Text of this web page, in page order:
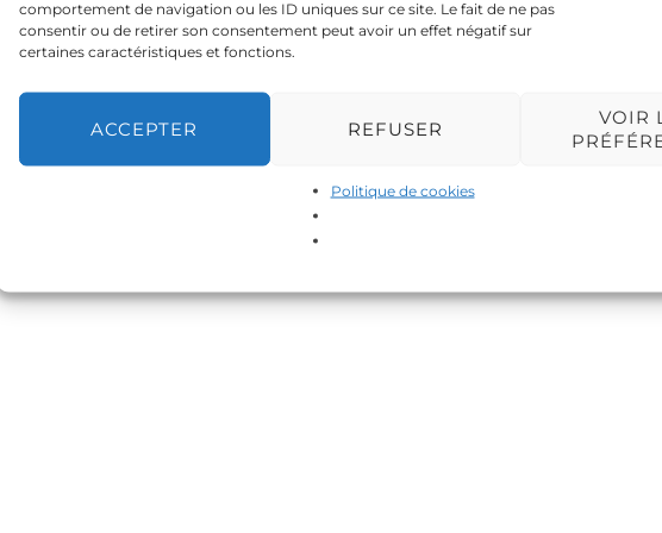
comportement de navigation ou les ID uniques sur ce site. Le fait de ne pas
consentir ou de retirer son consentement peut avoir un effet négatif sur
certaines caractéristiques et fonctions.
ACCEPTER REFUSER
VOIR
Politique de cookies